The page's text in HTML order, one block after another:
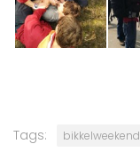
Tags: bikkelweekend